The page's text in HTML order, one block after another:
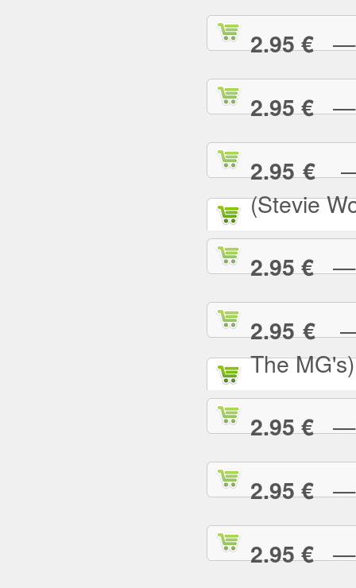
2.95 €—
2.95 €—
2.95 €—
(Stevie
2.95 €—
2.95 €—
The MG's)
2.95 €—
2.95 €—
2.95 €—